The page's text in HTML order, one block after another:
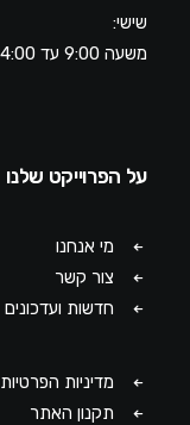
שישי:
משעה 9:00 עד 14:00
על הפרוייקט שלנו
מי אנחנו
צור קשר
חדשות ועדכונים
מדיניות הפרטיות
תקנון האתר